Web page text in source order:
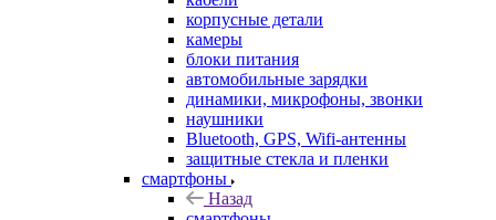
корпусные детали
камеры
блоки питания
автомобильные зарядки
динамики, микрофоны, звонки
наушники
Bluetooth, GPS, Wifi-антенны
защитные стекла и пленки
смартфоны
Назад